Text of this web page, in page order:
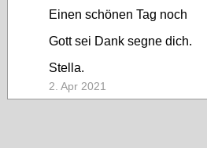
Einen schönen Tag noch
Gott sei Dank segne dich.
Stella.
2. Apr 2021